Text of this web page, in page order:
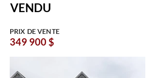
VENDU
PRIX DE VENTE
349 900 $